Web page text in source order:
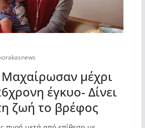
korakasnews
Μαχαίρωσαν μέχρι
έγκυο- Δίνει
ζωή το βρέφος